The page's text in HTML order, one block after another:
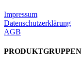
Impressum
Datenschutzerklärung
AGB
PRODUKTGRUPPEN